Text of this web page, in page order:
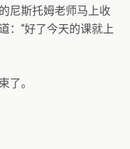
尼斯托姆老师马上收
：“好了今天的课就上
了。